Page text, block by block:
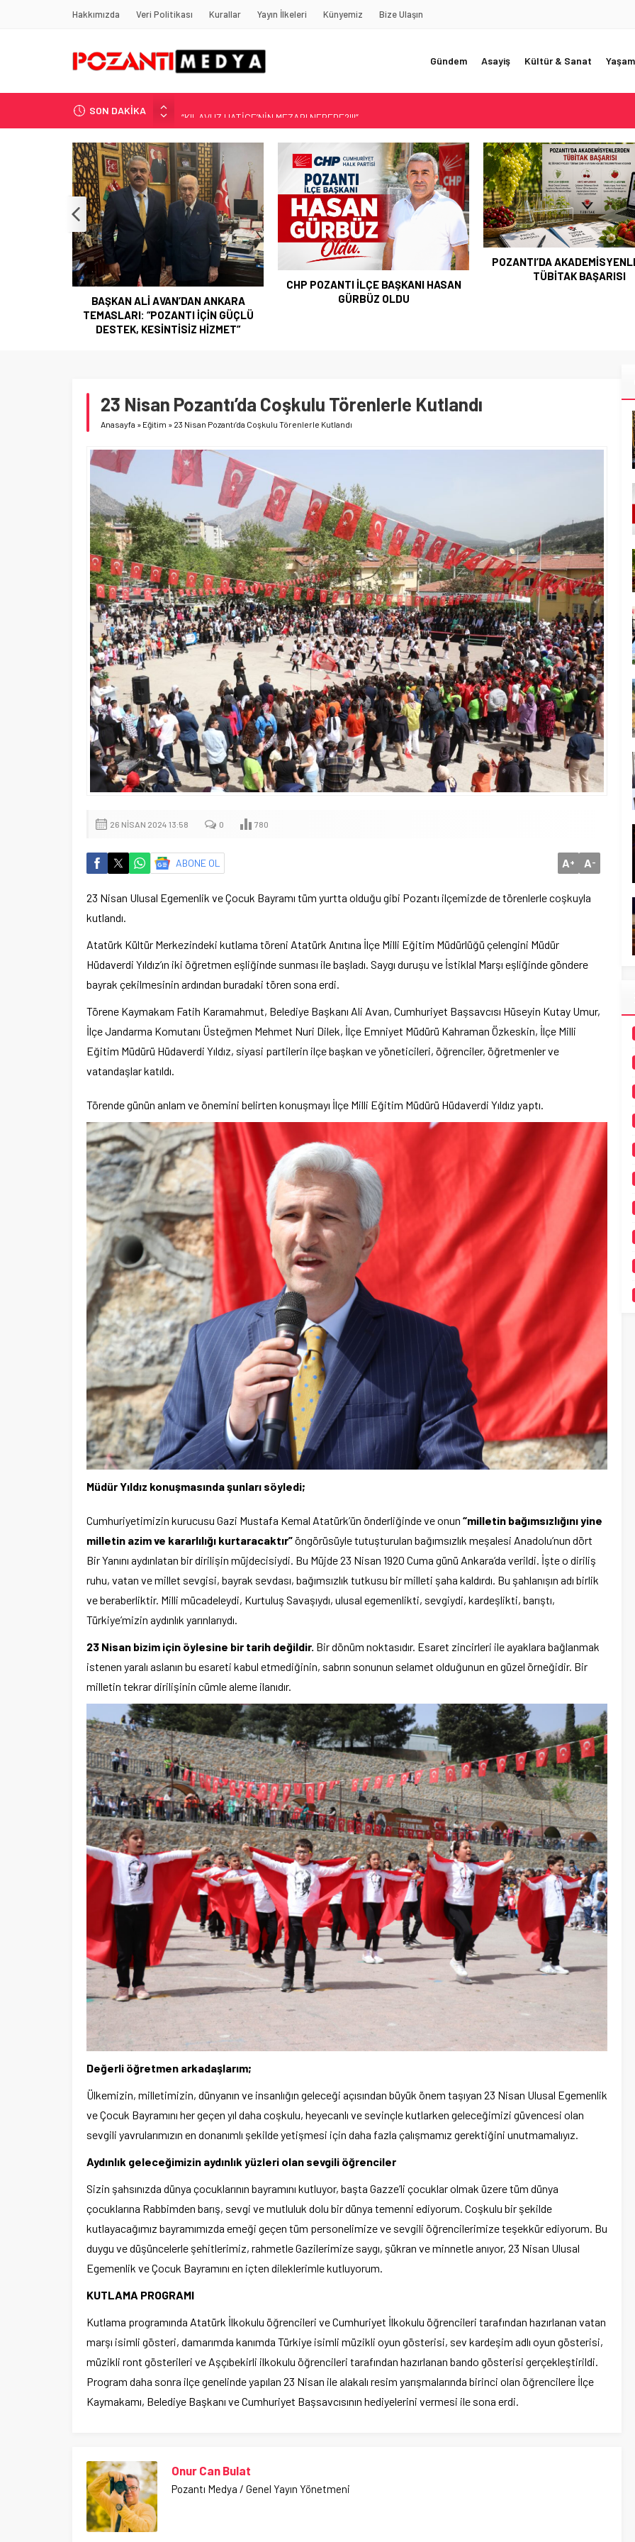
Hakkımızda Veri Politikası Kurallar Yayın İlkeleri Künyemiz Bize Ulaşın
Gündem Asayiş Kültür & Sanat Yaşam
SON DAKİKA
“KILAVUZ HATİCE’NİN MEZARI NEREDE?!!!”
Adana’nın Gizli Cenneti Pozantı Akçatekir Yaylası
Yılmaz Soğutma’dan Buzdolabı Uyarısı
Gaziantep, Mersin ve Adana’da Web Tasarımın Öncüsü GZR Ajans
Harun YÜCEL Yazdı: İLBER ORTAYLI
CHP POZANTI İLÇE BAŞKANI HASAN
GÜRBÜZ OLDU
POZANTI’DA AKADEMİSYENLERDEN
TÜBİTAK BAŞARISI
23 Nisan Pozantı’da Coşkulu Törenlerle Kutlandı
Anasayfa » Eğitim » 23 Nisan Pozantı’da Coşkulu Törenlerle Kutlandı
26 NISAN 2024 13:58 0 780
ABONE OL A+ A-
23 Nisan Ulusal Egemenlik ve Çocuk Bayramı tüm yurtta olduğu gibi Pozantı ilçemizde de törenlerle coşkuyla
kutlandı.
Atatürk Kültür Merkezindeki kutlama töreni Atatürk Anıtına İlçe Milli Eğitim Müdürlüğü çelengini Müdür
Hüdaverdi Yıldız’ın iki öğretmen eşliğinde sunması ile başladı. Saygı duruşu ve İstiklal Marşı eşliğinde göndere
bayrak çekilmesinin ardından buradaki tören sona erdi.
Törene Kaymakam Fatih Karamahmut, Belediye Başkanı Ali Avan, Cumhuriyet Başsavcısı Hüseyin Kutay Umur,
İlçe Jandarma Komutanı Üsteğmen Mehmet Nuri Dilek, İlçe Emniyet Müdürü Kahraman Özkeskin, İlçe Milli
Eğitim Müdürü Hüdaverdi Yıldız, siyasi partilerin ilçe başkan ve yöneticileri, öğrenciler, öğretmenler ve
vatandaşlar katıldı.
Törende günün anlam ve önemini belirten konuşmayı İlçe Milli Eğitim Müdürü Hüdaverdi Yıldız yaptı.
Müdür Yıldız konuşmasında şunları söyledi;
Cumhuriyetimizin kurucusu Gazi Mustafa Kemal Atatürk’ün önderliğinde ve onun “milletin bağımsızlığını yine
milletin azim ve kararlılığı kurtaracaktır”öngörüsüyle tutuşturulan bağımsızlık meşalesi Anadolu’nun dört
Bir Yanını aydınlatan bir dirilişin müjdecisiydi. Bu Müjde 23 Nisan 1920 Cuma günü Ankara’da verildi. İşte o diriliş
ruhu, vatan ve millet sevgisi, bayrak sevdası, bağımsızlık tutkusu bir milleti şaha kaldırdı. Bu şahlanışın adı birlik
ve beraberliktir. Milli mücadeleydi, Kurtuluş Savaşıydı, ulusal egemenlikti, sevgiydi, kardeşlikti, barıştı,
Türkiye’mizin aydınlık yarınlarıydı.
23 Nisan bizim için öylesine bir tarih değildir. Bir dönüm noktasıdır. Esaret zincirleri ile ayaklara bağlanmak
istenen yaralı aslanın bu esareti kabul etmediğinin, sabrın sonunun selamet olduğunun en güzel örneğidir. Bir
milletin tekrar dirilişinin cümle aleme ilanıdır.
Değerli öğretmen arkadaşlarım;
Ülkemizin, milletimizin, dünyanın ve insanlığın geleceği açısından büyük önem taşıyan 23 Nisan Ulusal Egemenlik
ve Çocuk Bayramını her geçen yıl daha coşkulu, heyecanlı ve sevinçle kutlarken geleceğimizi güvencesi olan
sevgili yavrularımızın en donanımlı şekilde yetişmesi için daha fazla çalışmamız gerektiğini unutmamalıyız.
Aydınlık geleceğimizin aydınlık yüzleri olan sevgili öğrenciler
Sizin şahsınızda dünya çocuklarının bayramını kutluyor, başta Gazze’li çocuklar olmak üzere tüm dünya
çocuklarına Rabbimden barış, sevgi ve mutluluk dolu bir dünya temenni ediyorum. Coşkulu bir şekilde
kutlayacağımız bayramımızda emeği geçen tüm personelimize ve sevgili öğrencilerimize teşekkür ediyorum. Bu
duygu ve düşüncelerle şehitlerimiz, rahmetle Gazilerimize saygı, şükran ve minnetle anıyor, 23 Nisan Ulusal
Egemenlik ve Çocuk Bayramını en içten dileklerimle kutluyorum.
KUTLAMA PROGRAMI
Kutlama programında Atatürk İlkokulu öğrencileri ve Cumhuriyet İlkokulu öğrencileri tarafından hazırlanan vatan
marşı isimli gösteri, damarımda kanımda Türkiye isimli müzikli oyun gösterisi, sev kardeşim adlı oyun gösterisi,
müzikli ront gösterileri ve Aşçıbekirli ilkokulu öğrencileri tarafından hazırlanan bando gösterisi gerçekleştirildi.
Program daha sonra ilçe genelinde yapılan 23 Nisan ile alakalı resim yarışmalarında birinci olan öğrencilere İlçe
Kaymakamı, Belediye Başkanı ve Cumhuriyet Başsavcısının hediyelerini vermesi ile sona erdi.
Onur Can Bulat
Pozantı Medya / Genel Yayın Yönetmeni